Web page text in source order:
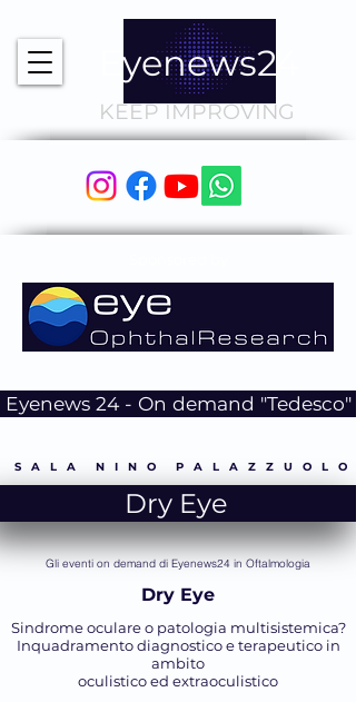
Eyenews24
KEEP IMPROVING
Eyenews 24 - On demand "Tedesco"
S A L A N I N O P A L A Z Z U O L O
Dry Eye
Gli eventi on demand di Eyenews24 in Oftalmologia
Dry Eye
Sindrome oculare o patologia multisistemica?
Inquadramento diagnostico e terapeutico in
ambito
oculistico ed extraoculistico